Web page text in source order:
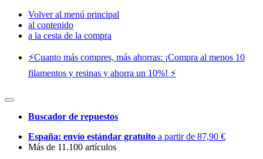
Volver al menú principal
al contenido
a la cesta de la compra
⚡️Cuanto más compres, más ahorras: ¡Compra al menos 10
filamentos y resinas y ahorra un 10%! ⚡️
Buscador de repuestos
España: envío estándar gratuito a partir de 87,90 €
Más de 11.100 artículos